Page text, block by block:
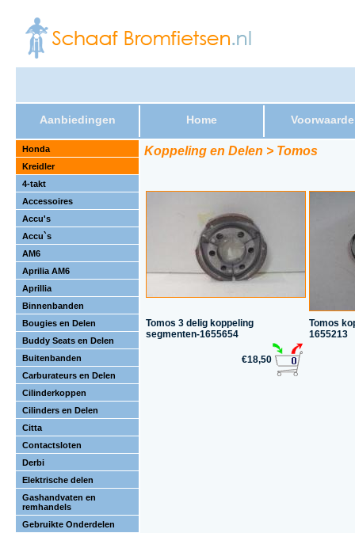
Aanbiedingen Home
Honda
Kreidler
4-takt
Accessoires
Accu's
Accu`s
AM6
Aprilia AM6
Aprillia
Binnenbanden
Bougies en Delen
Buddy Seats en Delen
Buitenbanden
Carburateurs en Delen
Cilinderkoppen
Cilinders en Delen
Citta
Contactsloten
Derbi
Elektrische delen
Gashandvaten en
remhandels
Gebruikte Onderdelen
Koppeling en Delen > Tomos
Tomos 3 delig koppeling
segmenten-1655654
Tomos
1655213
€18,50